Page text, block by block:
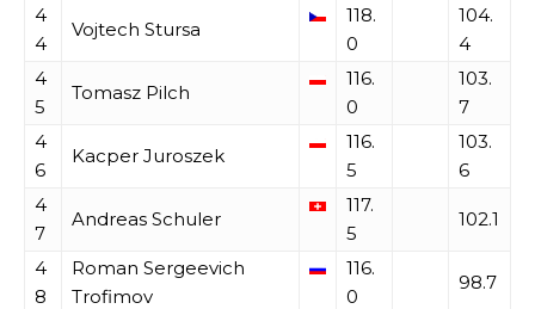
4
4
Vojtech Stursa
118.
0
104.
4
4
5
Tomasz Pilch
116.
0
103.
7
4
6
Kacper Juroszek
116.
5
103.
6
4
7
Andreas Schuler
117.
5
102.1
4
8
Roman Sergeevich
Trofimov
116.
0
98.7